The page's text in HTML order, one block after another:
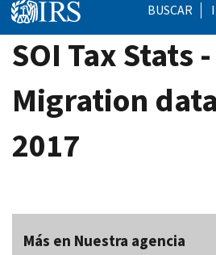
BUSCAR
SOI Tax Stats -
Migration
2017
Más en Nuestra agencia